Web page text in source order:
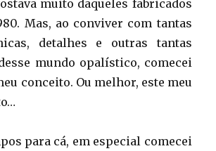
muito daqueles fabricados
Mas, ao conviver com tantas
detalhes e outras tantas
mundo opalístico, comecei
conceito. Ou melhor, este meu
para cá, em especial comecei